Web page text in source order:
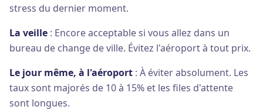
stress du dernier moment.
La veille : Encore acceptable si vous allez dans un
bureau de change de ville. Évitez l'aéroport à tout prix.
Le jour même, à l'aéroport : À éviter absolument. Les
taux sont majorés de 10 à 15% et les files d'attente
sont longues.